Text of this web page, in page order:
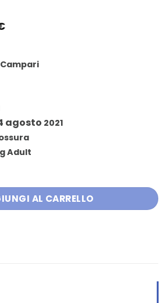
Il
è:
agosto 2021
Adult
AL CARRELLO